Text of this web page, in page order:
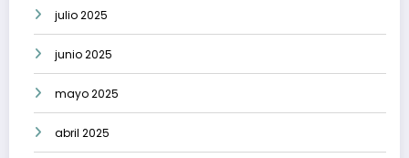
julio 2025
junio 2025
mayo 2025
abril 2025